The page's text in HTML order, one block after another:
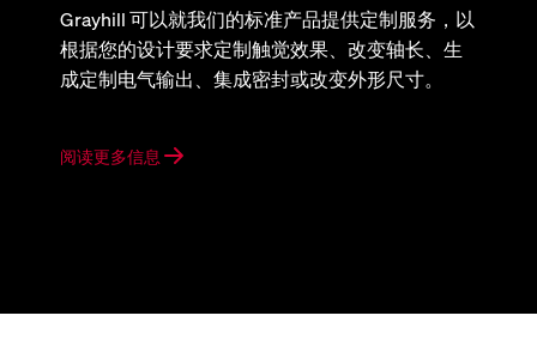
Grayhill 可以就我们的标准产品提供定制服务，以
根据您的设计要求定制触觉效果、改变轴长、生
成定制电气输出、集成密封或改变外形尺寸。
阅读更多信息